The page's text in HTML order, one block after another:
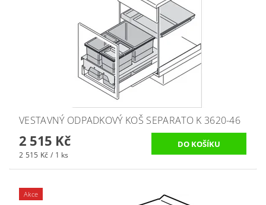
VESTAVNÝ ODPADKOVÝ KOŠ SEPARATO K 3620-46
2 515 Kč
2 515 Kč / 1 ks
Akce